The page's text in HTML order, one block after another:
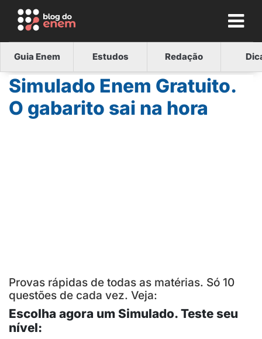
Guia Enem Estudos Redação
Simulado Enem Gratuito.
O gabarito sai na hora
Provas rápidas de todas as matérias. Só 10
questões de cada vez. Veja:
Escolha agora um Simulado. Teste seu
nível: